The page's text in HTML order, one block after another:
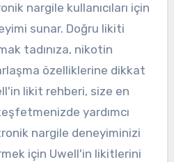
nargile kullanıcıları için
sunar. Doğru likiti
tadınıza, nikotin
özelliklerine dikkat
likit rehberi, size en
yardımcı
nargile deneyiminizi
için Uwell'in likitlerini